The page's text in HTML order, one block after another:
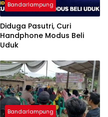
Bandarlampung
Diduga Pasutri, Curi
Handphone Modus Beli
Uduk
Bandarlampung